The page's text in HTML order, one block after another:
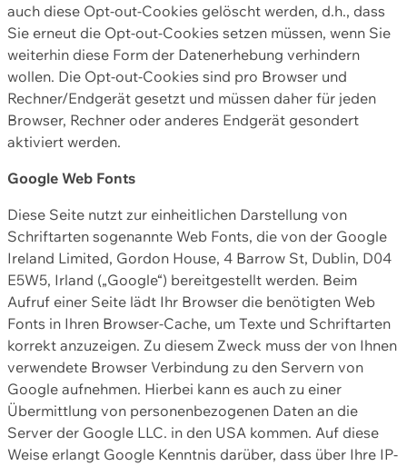
auch diese Opt-out-Cookies gelöscht werden, d.h., dass
Sie erneut die Opt-out-Cookies setzen müssen, wenn Sie
weiterhin diese Form der Datenerhebung verhindern
wollen. Die Opt-out-Cookies sind pro Browser und
Rechner/Endgerät gesetzt und müssen daher für jeden
Browser, Rechner oder anderes Endgerät gesondert
aktiviert werden.
Google Web Fonts
Diese Seite nutzt zur einheitlichen Darstellung von
Schriftarten sogenannte Web Fonts, die von der Google
Ireland Limited, Gordon House, 4 Barrow St, Dublin, D04
E5W5, Irland („Google“) bereitgestellt werden. Beim
Aufruf einer Seite lädt Ihr Browser die benötigten Web
Fonts in Ihren Browser-Cache, um Texte und Schriftarten
korrekt anzuzeigen. Zu diesem Zweck muss der von Ihnen
verwendete Browser Verbindung zu den Servern von
Google aufnehmen. Hierbei kann es auch zu einer
Übermittlung von personenbezogenen Daten an die
Server der Google LLC. in den USA kommen. Auf diese
Weise erlangt Google Kenntnis darüber, dass über Ihre IP-